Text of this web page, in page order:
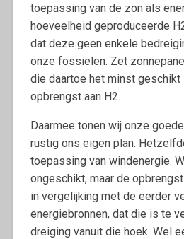
toepassing van de zon als
hoeveelheid geproduceerde
dat deze geen enkele
onze fossielen. Zet
die daartoe het minst geschikt
opbrengst aan H2.
Daarmee tonen wij onze
rustig ons eigen plan.
toepassing van windenergie.
ongeschikt, maar de
in vergelijking met de eerder
energiebronnen, dat die is te
dreiging vanuit die hoek. Wel